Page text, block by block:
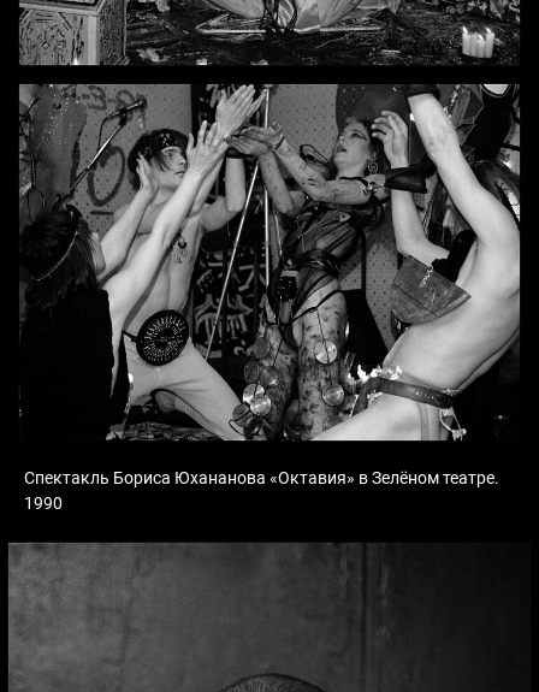
Спектакль Бориса Юхананова «Октавия» в Зелёном театре.
1990